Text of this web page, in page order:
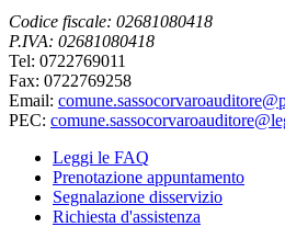
Codice fiscale: 02681080418
P.IVA: 02681080418
Tel: 0722769011
Fax: 0722769258
Email:
PEC:
Leggi le FAQ
Prenotazione appuntamento
Segnalazione disservizio
Richiesta d'assistenza